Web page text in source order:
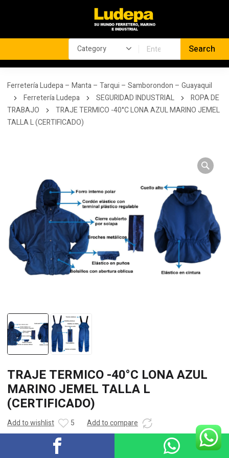
Ferretería Ludepa – Manta – Tarqui – Samborondon – Guayaquil
Ferretería Ludepa
SEGURIDAD INDUSTRIAL
ROPA DE
TRABAJO
TRAJE TERMICO -40°C LONA AZUL MARINO JEMEL
TALLA L (CERTIFICADO)
TRAJE TERMICO -40°C LONA AZUL
MARINO JEMEL TALLA L
(CERTIFICADO)
Add to wishlist 5 Add to compare